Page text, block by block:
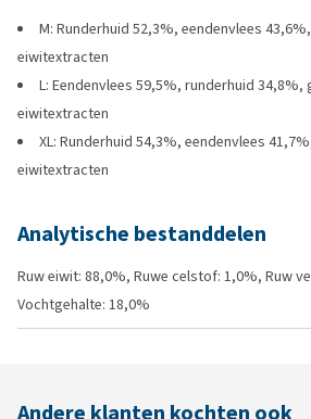
M: Runderhuid 52,3%, eendenvlees
eiwitextracten
L: Eendenvlees 59,5%, runderhuid
eiwitextracten
XL: Runderhuid 54,3%, eendenvlees
eiwitextracten
Analytische bestanddelen
Ruw eiwit: 88,0%, Ruwe celstof: 1,0%, Ruw
Vochtgehalte: 18,0%
Andere klanten kochten ook